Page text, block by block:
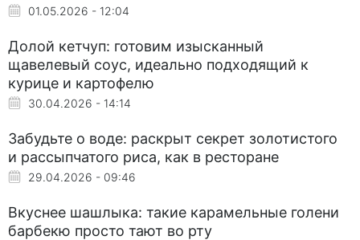
01.05.2026 - 12:04
Долой кетчуп: готовим изысканный
щавелевый соус, идеально подходящий к
курице и картофелю
30.04.2026 - 14:14
Забудьте о воде: раскрыт секрет золотистого
и рассыпчатого риса, как в ресторане
29.04.2026 - 09:46
Вкуснее шашлыка: такие карамельные голени
барбекю просто тают во рту